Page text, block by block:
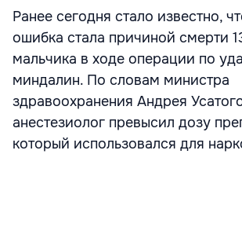
Ранее сегодня стало известно,
ошибка стала причиной смерти
мальчика в ходе операции по
миндалин. По словам министра
здравоохранения Андрея
анестезиолог превысил дозу
который использовался для